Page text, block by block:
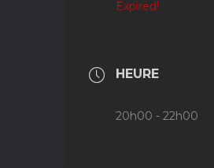
Expired!
HEURE
20h00 - 22h00